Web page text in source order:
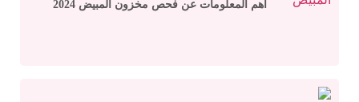
أهم المعلومات عن فحص مخزون المبيض 2024